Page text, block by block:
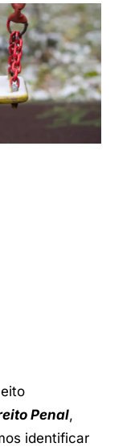
Penal,
identificar